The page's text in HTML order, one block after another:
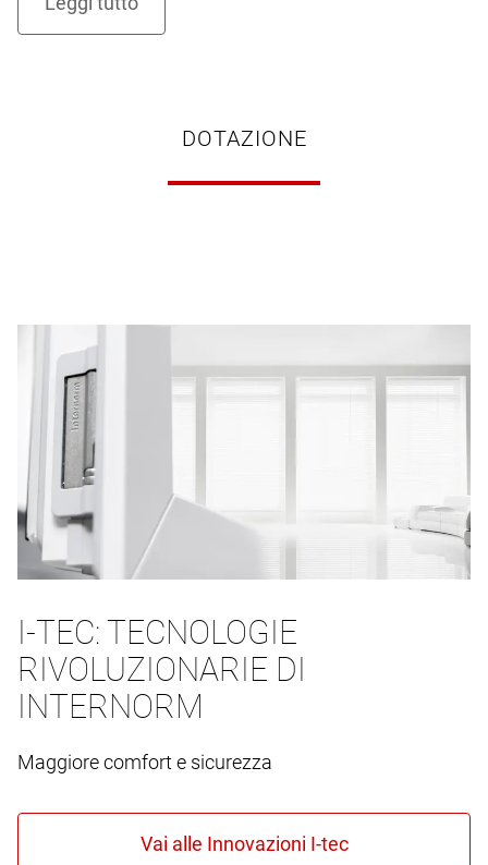
DOTAZIONE
I-TEC: TECNOLOGIE
RIVOLUZIONARIE DI
INTERNORM
Maggiore comfort e sicurezza